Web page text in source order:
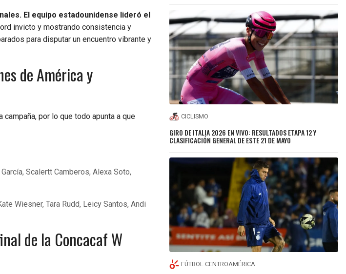
El equipo estadounidense lideró el
invicto y mostrando consistencia y
para disputar un encuentro vibrante y
de América y
campaña, por lo que todo apunta a que
Scalertt Camberos, Alexa Soto,
Wiesner, Tara Rudd, Leicy Santos, Andi
de la Concacaf W
CICLISMO
GIRO DE ITALIA 2026 EN VIVO: RESULTADOS ETAPA 12 Y
CLASIFICACIÓN GENERAL DE ESTE 21 DE MAYO
FÚTBOL CENTROAMÉRICA